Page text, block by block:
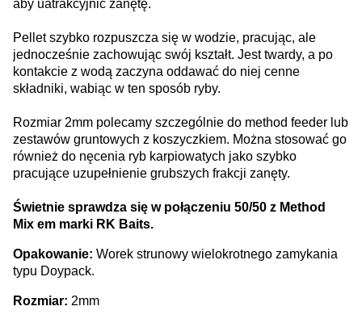
aby uatrakcyjnić zanętę.
Pellet szybko rozpuszcza się w wodzie, pracując, ale
jednocześnie zachowując swój kształt. Jest twardy, a po
kontakcie z wodą zaczyna oddawać do niej cenne
składniki, wabiąc w ten sposób ryby.
Rozmiar 2mm polecamy szczególnie do method feeder lub
zestawów gruntowych z koszyczkiem. Można stosować go
również do nęcenia ryb karpiowatych jako szybko
pracujące uzupełnienie grubszych frakcji zanęty.
Świetnie sprawdza się w połączeniu 50/50 z Method
Mix em marki RK Baits.
Opakowanie: Worek strunowy wielokrotnego zamykania
typu Doypack.
Rozmiar: 2mm